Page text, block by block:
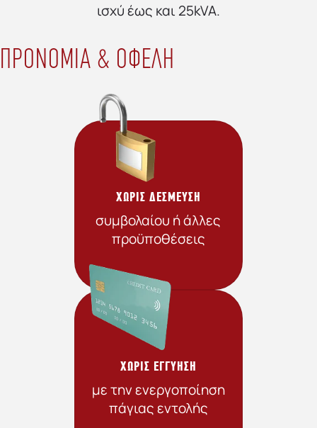
ισχύ έως και 25kVA.
ΠΡΟΝΟΜΙΑ & ΟΦΕΛΗ
ΧΩΡΙΣ ΔΕΣΜΕΥΣΗ
συμβολαίου ή άλλες
προϋποθέσεις
ΧΩΡΙΣ ΕΓΓΥHΣΗ
με την ενεργοποίηση
πάγιας εντολής